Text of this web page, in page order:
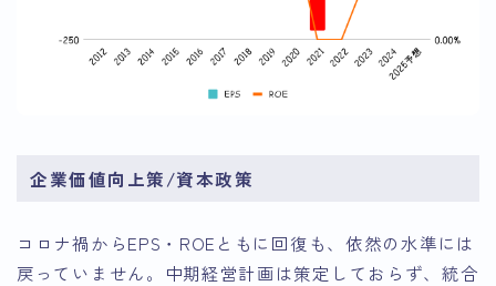
企業価値向上策/資本政策
コロナ禍からEPS・ROEともに回復も、依然の水準には
戻っていません。中期経営計画は策定しておらず、統合